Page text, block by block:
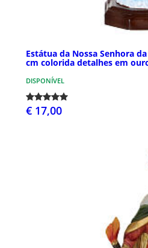
Estátua da Nossa Senhora
cm colorida detalhes em
DISPONÍVEL
€ 17,00